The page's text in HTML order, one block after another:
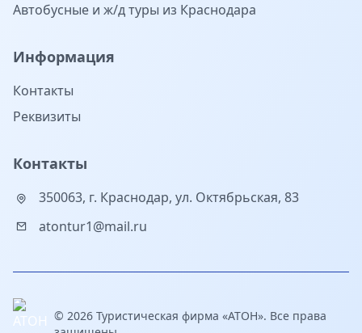
Автобусные и ж/д туры из Краснодара
Информация
Контакты
Реквизиты
Контакты
350063, г. Краснодар, ул. Октябрьская, 83
atontur1@mail.ru
© 2026 Туристическая фирма «АТОН». Все права